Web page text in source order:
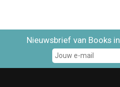
Nieuwsbrief van Books